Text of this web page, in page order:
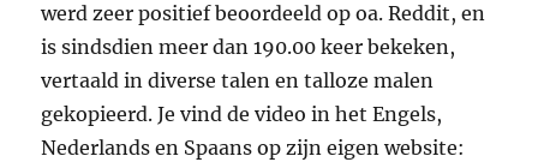
werd zeer positief beoordeeld op oa. Reddit, en
is sindsdien meer dan 190.00 keer bekeken,
vertaald in diverse talen en talloze malen
gekopieerd. Je vind de video in het Engels,
Nederlands en Spaans op zijn eigen website: